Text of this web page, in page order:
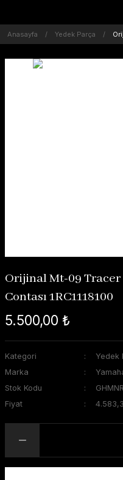
Anasayfa Yedek Parça
Orijinal Mt-09 Tracer
Contası 1RC1118100
5.500,00 ₺
Kategori
Yedek
Marka
Stok Kodu
Fiyat